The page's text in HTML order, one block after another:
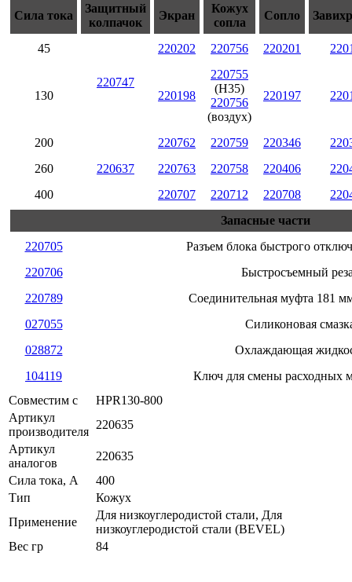
Сила тока
Защитный
колпачок
Экран
Кожух
сопла
Сопло
45
220747
220202 220756 220201
130 220198
220755
(H35)
220756
(воздух)
220197
200
220637
220762 220759 220346
260
220763 220758 220406
400
220707 220712 220708
Запасные части
220705
Разъем блока быстрого
220706
Быстросъемный
220789
Соединительная муфта 181
027055
Силиконовая
028872
Охлаждающая
104119
Ключ для смены расходных
Совместим с
HPR130-800
Артикул
производителя
220635
Артикул
аналогов
220635
Сила тока, А
400
Тип
Кожух
Применение
Для низкоуглеродистой стали, Для
низкоуглеродистой стали (BEVEL)
Вес гр
84